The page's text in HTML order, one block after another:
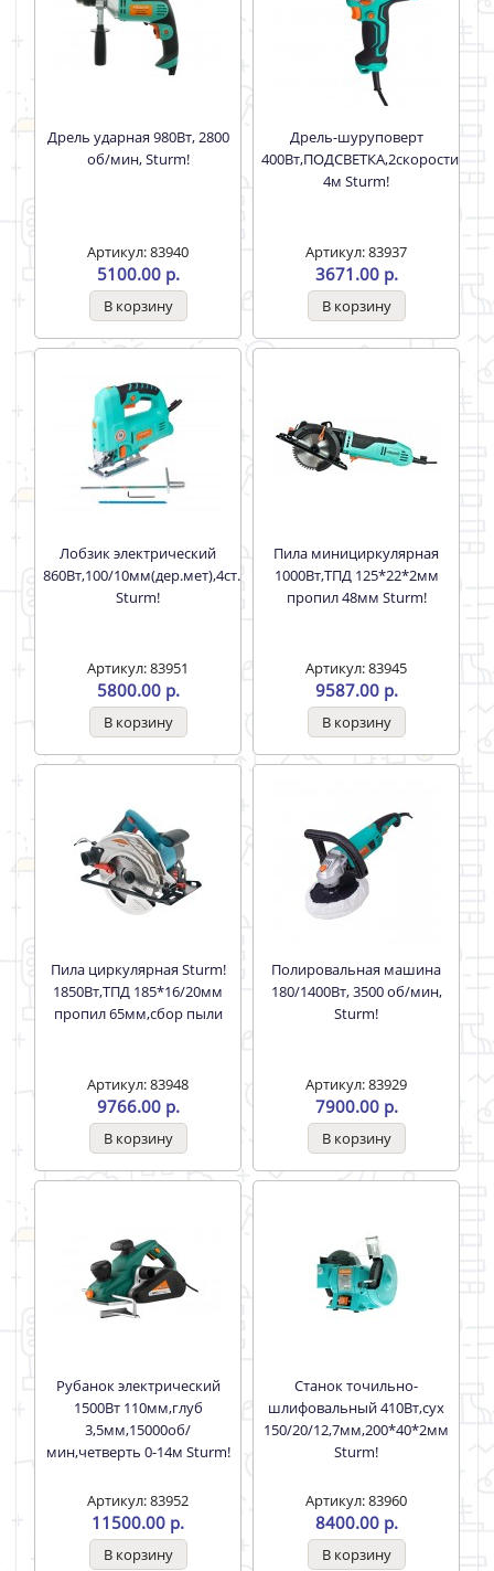
Артикул: 83940
5100.00 р.
4м Sturm!
Артикул: 83937
3671.00 р.
860Вт,100/10мм(дер.мет),4ст.маятник,быстрозаж.лазер.указ
Sturm!
Артикул: 83951
1000Вт,ТПД 125*22*2мм
пропил 48мм Sturm!
Артикул: 83945
1850Вт,ТПД 185*16/20мм
пропил 65мм,сбор пыли
180/1400Вт, 3500 об/мин,
Sturm!
1500Вт 110мм,глуб
3,5мм,15000об/
шлифовальный 410Вт,сух
150/20/12,7мм,200*40*2мм